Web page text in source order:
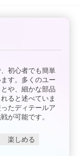
初心者でも簡単
す。多くのユー
や、細かな部品
ると述べていま
たディテールア
が可能です。
楽しめる